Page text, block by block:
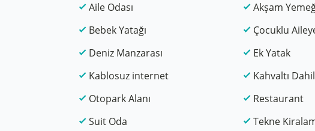
Aile Odası Akşam
Bebek Yatağı
Çocuklu
Deniz Manzarası
Ek Yatak
Kablosuz internet
Kahvaltı Dahil
Otopark Alanı
Restaurant
Suit Oda
Tekne